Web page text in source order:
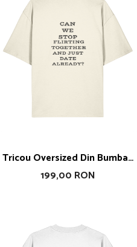
Tricou Oversized Din Bumbac
Organic Can You Stop Flirting
199,00 RON